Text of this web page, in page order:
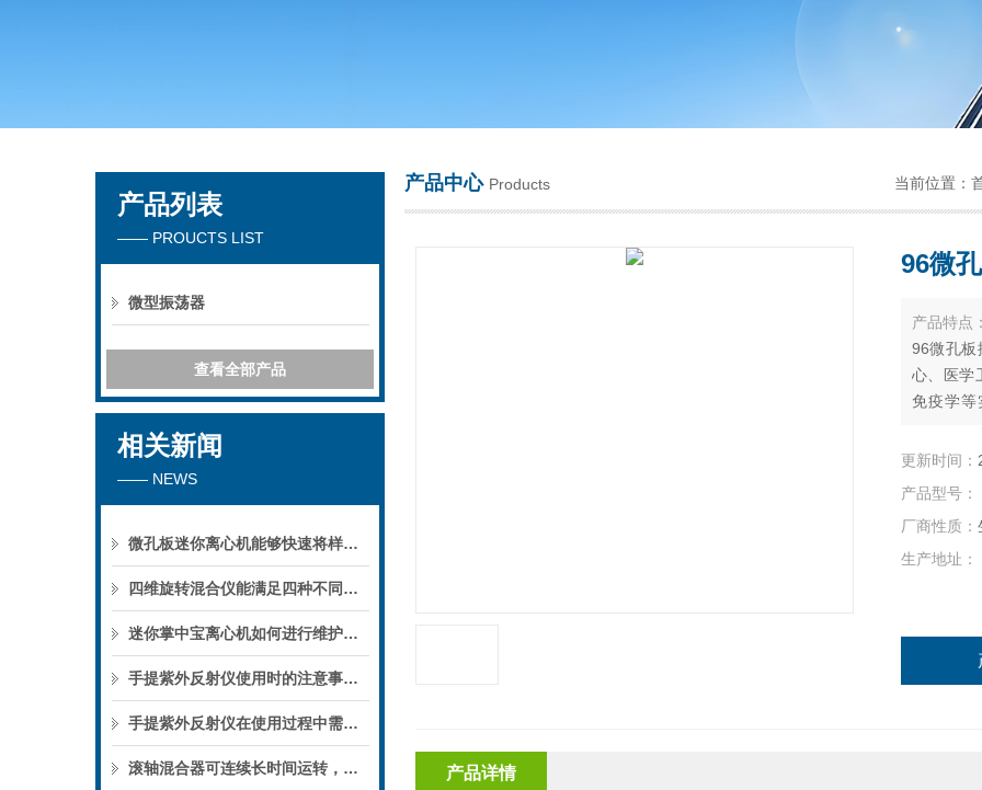
海门市其林贝尔仪器制造有限公司
产品列表
—— PROUCTS LIST
微型振荡器
查看全部产品
相关新闻
—— NEWS
微孔板迷你离心机能够快速将样品中的固体颗粒与液体分离
四维旋转混合仪能满足四种不同的混合方式
迷你掌中宝离心机如何进行维护保养？
手提紫外反射仪使用时的注意事项分享
手提紫外反射仪在使用过程中需注意的事项
滚轴混合器可连续长时间运转，安全稳定
产品中心 Products 当前位置：
96微
产品特点
96微孔板
心、医学
免疫学
更新时间：
产品型号：
厂商性质：
生产地址：
产品详情